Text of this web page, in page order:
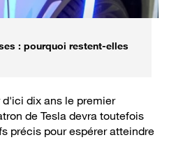
: pourquoi restent-elles
dix ans le premier
de Tesla devra toutefois
précis pour espérer atteindre